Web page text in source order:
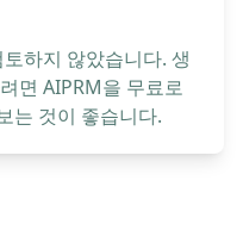
하지 않았습니다. 생
면 AIPRM을 무료로
는 것이 좋습니다.